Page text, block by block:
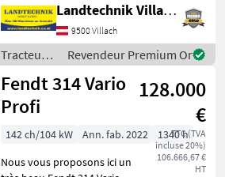
variation continue
permettant d'atteindre 60
km/h à régime réduit,
suspension
hydropneumatiq
Landtechnik Villach GmbH
9500 Villach
Tracteurs
/ JCB
Revendeur Premium Or
Fendt 314 Vario
Profi
128.000
€
TTC (TVA
incluse 20%)
106.666,67 €
HT
142 ch/104 kW Ann. fab. 2022
1340 h
Nous vous proposons ici un